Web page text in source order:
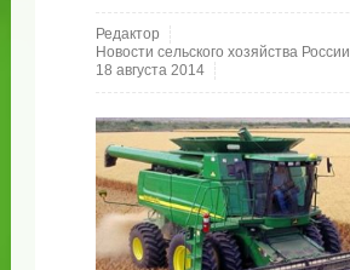
Редактор
Новости сельского хозяйства России
18 августа 2014